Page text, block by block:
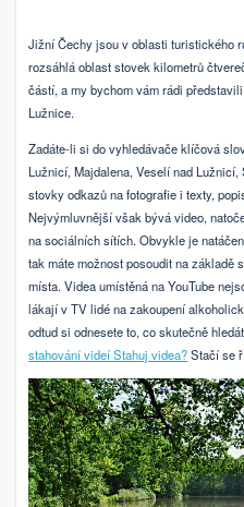
Jižní Čechy jsou v oblasti turistického
rozsáhlá oblast stovek kilometrů
částí, a my bychom vám rádi
Lužnice.
Zadáte-li si do vyhledávače klíčová
Lužnicí, Majdalena, Veselí nad
stovky odkazů na fotografie i texty,
Nejvýmluvnější však bývá video,
na sociálních sítích. Obvykle je
tak máte možnost posoudit na základě
místa. Videa umístěná na YouTube
lákají v TV lidé na zakoupení
odtud si odnesete to, co skutečně
stahování videí Stahuj videa?Stačí se